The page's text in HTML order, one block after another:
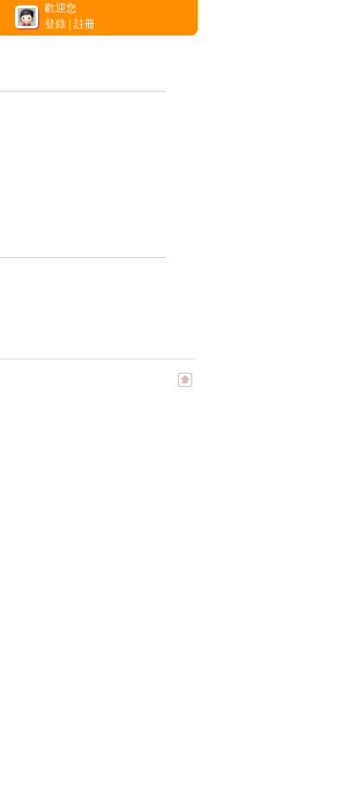
歡迎您
登錄
註冊